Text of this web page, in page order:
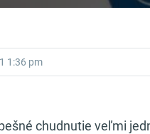
1:36 pm
chudnutie veľmi